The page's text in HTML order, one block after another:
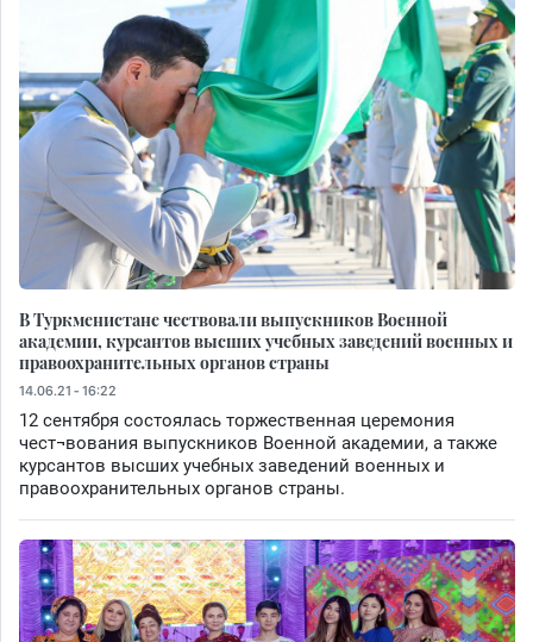
В Туркменистане чествовали выпускников Военной
академии, курсантов высших учебных заведений военных и
правоохранительных органов страны
14.06.21 - 16:22
12 сентября состоялась торжественная церемония
чест¬вования выпускников Военной академии, а также
курсантов высших учебных заведений военных и
правоохранительных органов страны.